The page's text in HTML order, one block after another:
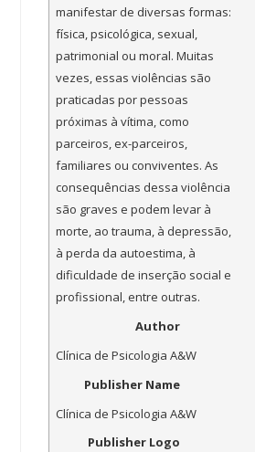
manifestar de diversas formas:
física, psicológica, sexual,
patrimonial ou moral. Muitas
vezes, essas violências são
praticadas por pessoas
próximas à vítima, como
parceiros, ex-parceiros,
familiares ou conviventes. As
consequências dessa violência
são graves e podem levar à
morte, ao trauma, à depressão,
à perda da autoestima, à
dificuldade de inserção social e
profissional, entre outras.
Author
Clínica de Psicologia A&W
Publisher Name
Clínica de Psicologia A&W
Publisher Logo